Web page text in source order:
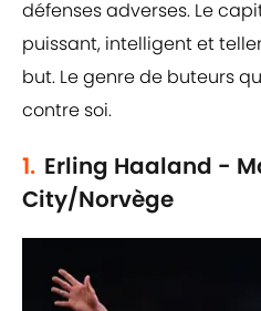
défenses adverses. Le
puissant, intelligent et
but. Le genre de buteurs
contre soi.
1. Erling Haaland -
City/Norvège